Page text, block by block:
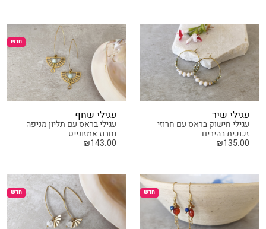
עגילי שיר
עגילי חישוק בראס עם חרוזי
זכוכית בהירים
₪135.00
חדש
עגילי שחף
עגילי בראס עם תליון מניפה
וחרוז אמזונייט
₪143.00
חדש חדש